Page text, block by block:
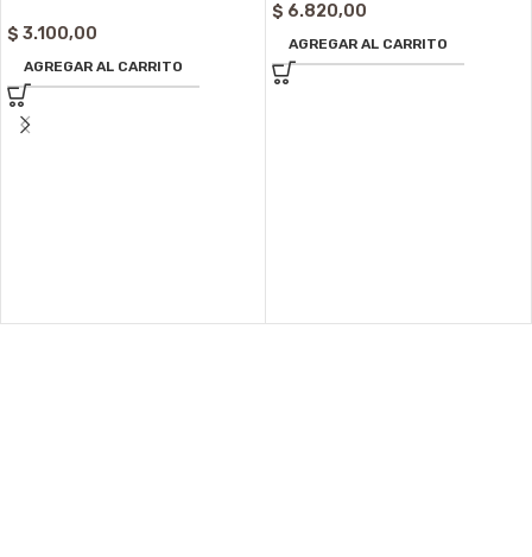
$ 3.100,00
AGREGAR AL CARRITO
$ 6.820,00
AGREGAR AL CARRITO